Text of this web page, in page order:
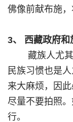
佛像前献布施，
3、 西藏政府和
藏族人尤其
民族习惯也是
来大麻烦，因
尽量不要拍照
行。